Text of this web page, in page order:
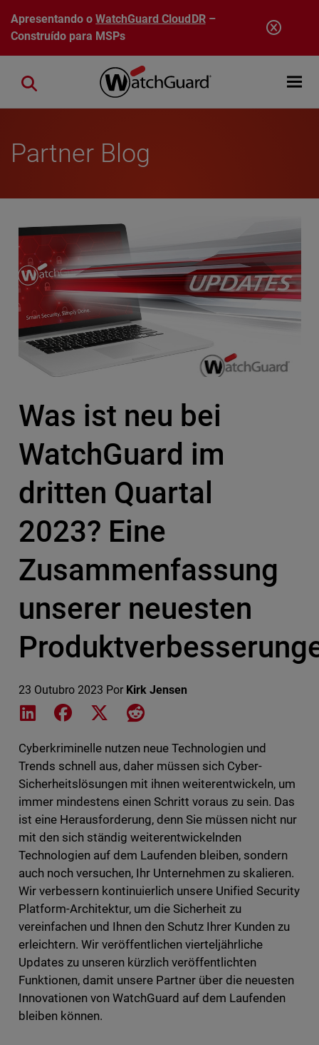
Pular para o conteúdo principal
Apresentando oWatchGuard CloudDR–
Construído para MSPs
Open
Close search
Partner Blog
Was ist neu bei
WatchGuard im
dritten Quartal
2023? Eine
Zusammenfassung
unserer neuesten
23 Outubro 2023 Por Kirk Jensen
Share on LinkedIn
Share on Facebook
Share on XShare on Reddit
Cyberkriminelle nutzen neue Technologien und
Trends schnell aus, daher müssen sich Cyber-
Sicherheitslösungen mit ihnen weiterentwickeln, um
immer mindestens einen Schritt voraus zu sein. Das
ist eine Herausforderung, denn Sie müssen nicht nur
mit den sich ständig weiterentwickelnden
Technologien auf dem Laufenden bleiben, sondern
auch noch versuchen, Ihr Unternehmen zu skalieren.
Wir verbessern kontinuierlich unsere Unified Security
Platform-Architektur, um die Sicherheit zu
vereinfachen und Ihnen den Schutz Ihrer Kunden zu
erleichtern. Wir veröffentlichen vierteljährliche
Updates zu unseren kürzlich veröffentlichten
Funktionen, damit unsere Partner über die neuesten
Innovationen von WatchGuard auf dem Laufenden
bleiben können.